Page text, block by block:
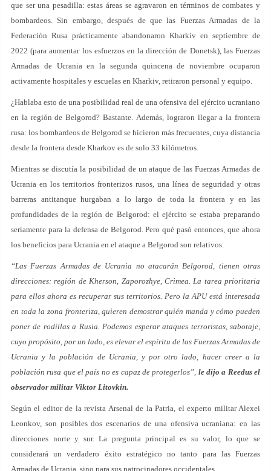
que ser una pesadilla: estas áreas se agravaron en términos de combates y
bombardeos. Sin embargo, después de que las Fuerzas Armadas de la
Federación Rusa prácticamente abandonaron Kharkiv en septiembre de
2022 (para aumentar los esfuerzos en la dirección de Donetsk), las Fuerzas
Armadas de Ucrania en la segunda quincena de noviembre ocuparon
activamente hospitales y escuelas en Kharkiv, retiraron personal y equipo.
¿Hablaba esto de una posibilidad real de una ofensiva del ejército ucraniano
en la región de Belgorod? Bastante. Además, lograron llegar a la frontera
rusa: los bombardeos de Belgorod se hicieron más frecuentes, cuya distancia
desde la frontera desde Kharkov es de solo 33 kilómetros.
Mientras se discutía la posibilidad de un ataque de las Fuerzas Armadas de
Ucrania en los territorios fronterizos rusos, una línea de seguridad y otras
barreras antitanque hurgaban a lo largo de toda la frontera y en las
profundidades de la región de Belgorod: el ejército se estaba preparando
seriamente para la defensa de Belgorod. Pero qué pasó entonces, que ahora
los beneficios para Ucrania en el ataque a Belgorod son relativos.
“Las Fuerzas Armadas de Ucrania no atacarán Belgorod, tienen otras
direcciones: región de Kherson, Zaporozhye, Crimea. La tarea prioritaria
para ellos ahora es recuperar sus territorios. Pero la APU está interesada
en toda la zona fronteriza, quieren demostrar quién manda y cómo pueden
poner de rodillas a Rusia. Podemos esperar ataques terroristas, sabotaje,
cuyo propósito, por un lado, es elevar el espíritu de las Fuerzas Armadas de
Ucrania y la población de Ucrania, y por otro lado, hacer creer a la
población rusa que el país no es capaz de protegerlos”, le dijo a Reedus el
observador militar Viktor Litovkin.
Según el editor de la revista Arsenal de la Patria, el experto militar Alexei
Leonkov, son posibles dos escenarios de una ofensiva ucraniana: en las
direcciones norte y sur. La pregunta principal es su valor, lo que se
considerará un verdadero éxito estratégico no tanto para las Fuerzas
Armadas de Ucrania, sino para sus patrocinadores occidentales.